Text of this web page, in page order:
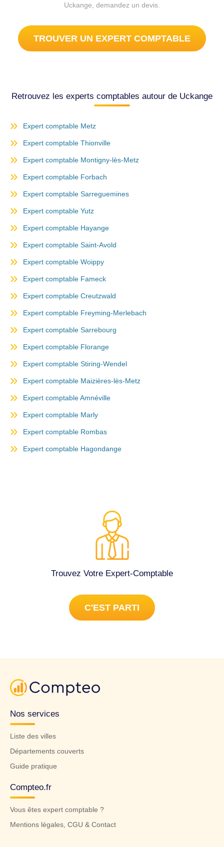
Uckange, demandez un devis.
TROUVER UN EXPERT COMPTABLE
Retrouvez les experts comptables autour de Uckange
Expert comptable Metz
Expert comptable Thionville
Expert comptable Montigny-lès-Metz
Expert comptable Forbach
Expert comptable Sarreguemines
Expert comptable Yutz
Expert comptable Hayange
Expert comptable Saint-Avold
Expert comptable Woippy
Expert comptable Fameck
Expert comptable Creutzwald
Expert comptable Freyming-Merlebach
Expert comptable Sarrebourg
Expert comptable Florange
Expert comptable Stiring-Wendel
Expert comptable Maizières-lès-Metz
Expert comptable Amnéville
Expert comptable Marly
Expert comptable Rombas
Expert comptable Hagondange
Trouvez Votre Expert-Comptable
C'EST PARTI
Nos services
Liste des villes
Départements couverts
Guide pratique
Compteo.fr
Vous êtes expert comptable ?
Mentions légales, CGU & Contact